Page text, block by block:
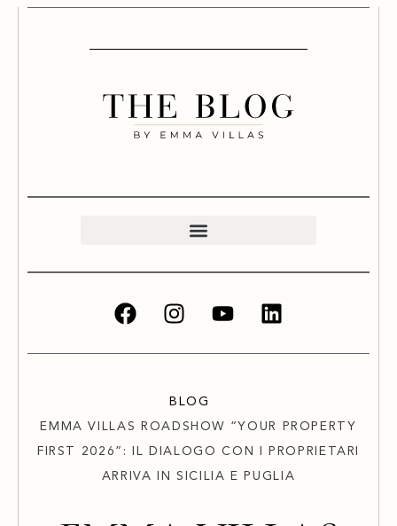
BLOG
EMMA VILLAS ROADSHOW “YOUR PROPERTY
FIRST 2026”: IL DIALOGO CON I PROPRIETARI
ARRIVA IN SICILIA E PUGLIA